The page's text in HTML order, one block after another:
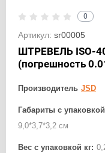
0
Артикул: sr00005
ШТРЕВЕЛЬ ISO-
(погрешность
Производитель JSD
Габариты с
9,0*3,7*3,2 см
Вес с упаковкой кг: